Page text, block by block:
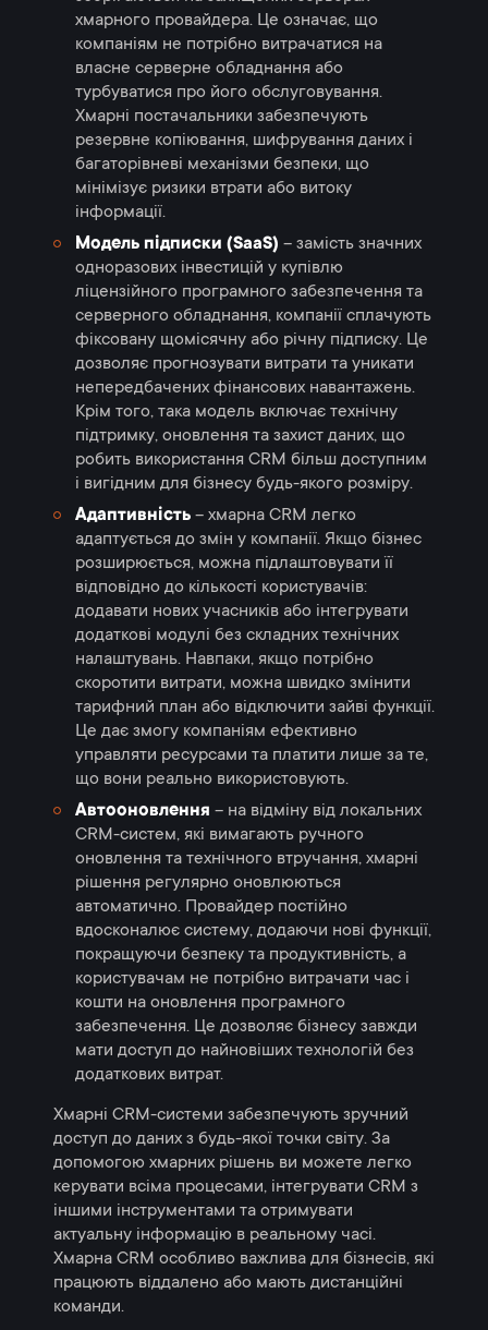
хмарного провайдера. Це означає, що
компаніям не потрібно витрачатися на
власне серверне обладнання або
турбуватися про його обслуговування.
Хмарні постачальники забезпечують
резервне копіювання, шифрування даних і
багаторівневі механізми безпеки, що
мінімізує ризики втрати або витоку
інформації.
Модель підписки (SaaS) – замість значних
одноразових інвестицій у купівлю
ліцензійного програмного забезпечення та
серверного обладнання, компанії сплачують
фіксовану щомісячну або річну підписку. Це
дозволяє прогнозувати витрати та уникати
непередбачених фінансових навантажень.
Крім того, така модель включає технічну
підтримку, оновлення та захист даних, що
робить використання CRM більш доступним
і вигідним для бізнесу будь-якого розміру.
Адаптивність – хмарна CRM легко
адаптується до змін у компанії. Якщо бізнес
розширюється, можна підлаштовувати її
відповідно до кількості користувачів:
додавати нових учасників або інтегрувати
додаткові модулі без складних технічних
налаштувань. Навпаки, якщо потрібно
скоротити витрати, можна швидко змінити
тарифний план або відключити зайві функції.
Це дає змогу компаніям ефективно
управляти ресурсами та платити лише за те,
що вони реально використовують.
Автооновлення – на відміну від локальних
CRM-систем, які вимагають ручного
оновлення та технічного втручання, хмарні
рішення регулярно оновлюються
автоматично. Провайдер постійно
вдосконалює систему, додаючи нові функції,
покращуючи безпеку та продуктивність, а
користувачам не потрібно витрачати час і
кошти на оновлення програмного
забезпечення. Це дозволяє бізнесу завжди
мати доступ до найновіших технологій без
додаткових витрат.
Хмарні CRM-системи забезпечують зручний
доступ до даних з будь-якої точки світу. За
допомогою хмарних рішень ви можете легко
керувати всіма процесами, інтегрувати CRM з
іншими інструментами та отримувати
актуальну інформацію в реальному часі.
Хмарна CRM особливо важлива для бізнесів, які
працюють віддалено або мають дистанційні
команди.